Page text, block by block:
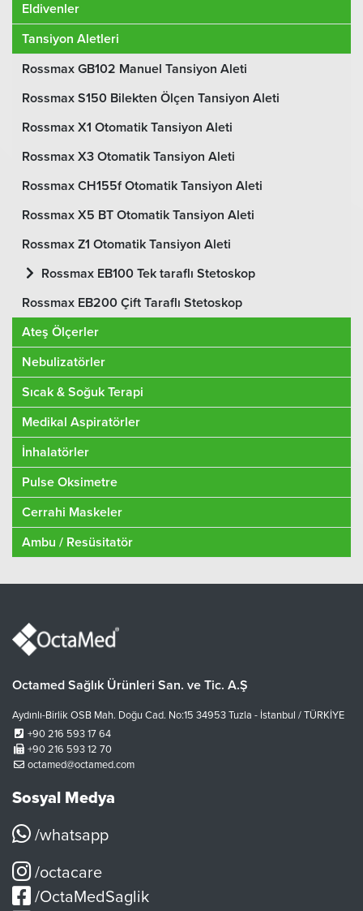
Eldivenler
Tansiyon Aletleri
Rossmax GB102 Manuel Tansiyon Aleti
Rossmax S150 Bilekten Ölçen Tansiyon Aleti
Rossmax X1 Otomatik Tansiyon Aleti
Rossmax X3 Otomatik Tansiyon Aleti
Rossmax CH155f Otomatik Tansiyon Aleti
Rossmax X5 BT Otomatik Tansiyon Aleti
Rossmax Z1 Otomatik Tansiyon Aleti
Rossmax EB100 Tek taraflı Stetoskop
Rossmax EB200 Çift Taraflı Stetoskop
Ateş Ölçerler
Nebulizatörler
Sıcak & Soğuk Terapi
Medikal Aspiratörler
İnhalatörler
Pulse Oksimetre
Cerrahi Maskeler
Ambu / Resüsitatör
Octamed Sağlık Ürünleri San. ve Tic. A.Ş
Aydınlı-Birlik OSB Mah. Doğu Cad. No:15 34953 Tuzla - İstanbul / TÜRKİYE
+90 216 593 17 64
+90 216 593 12 70
octamed@octamed.com
Sosyal Medya
/whatsapp
/octacare
/OctaMedSaglik